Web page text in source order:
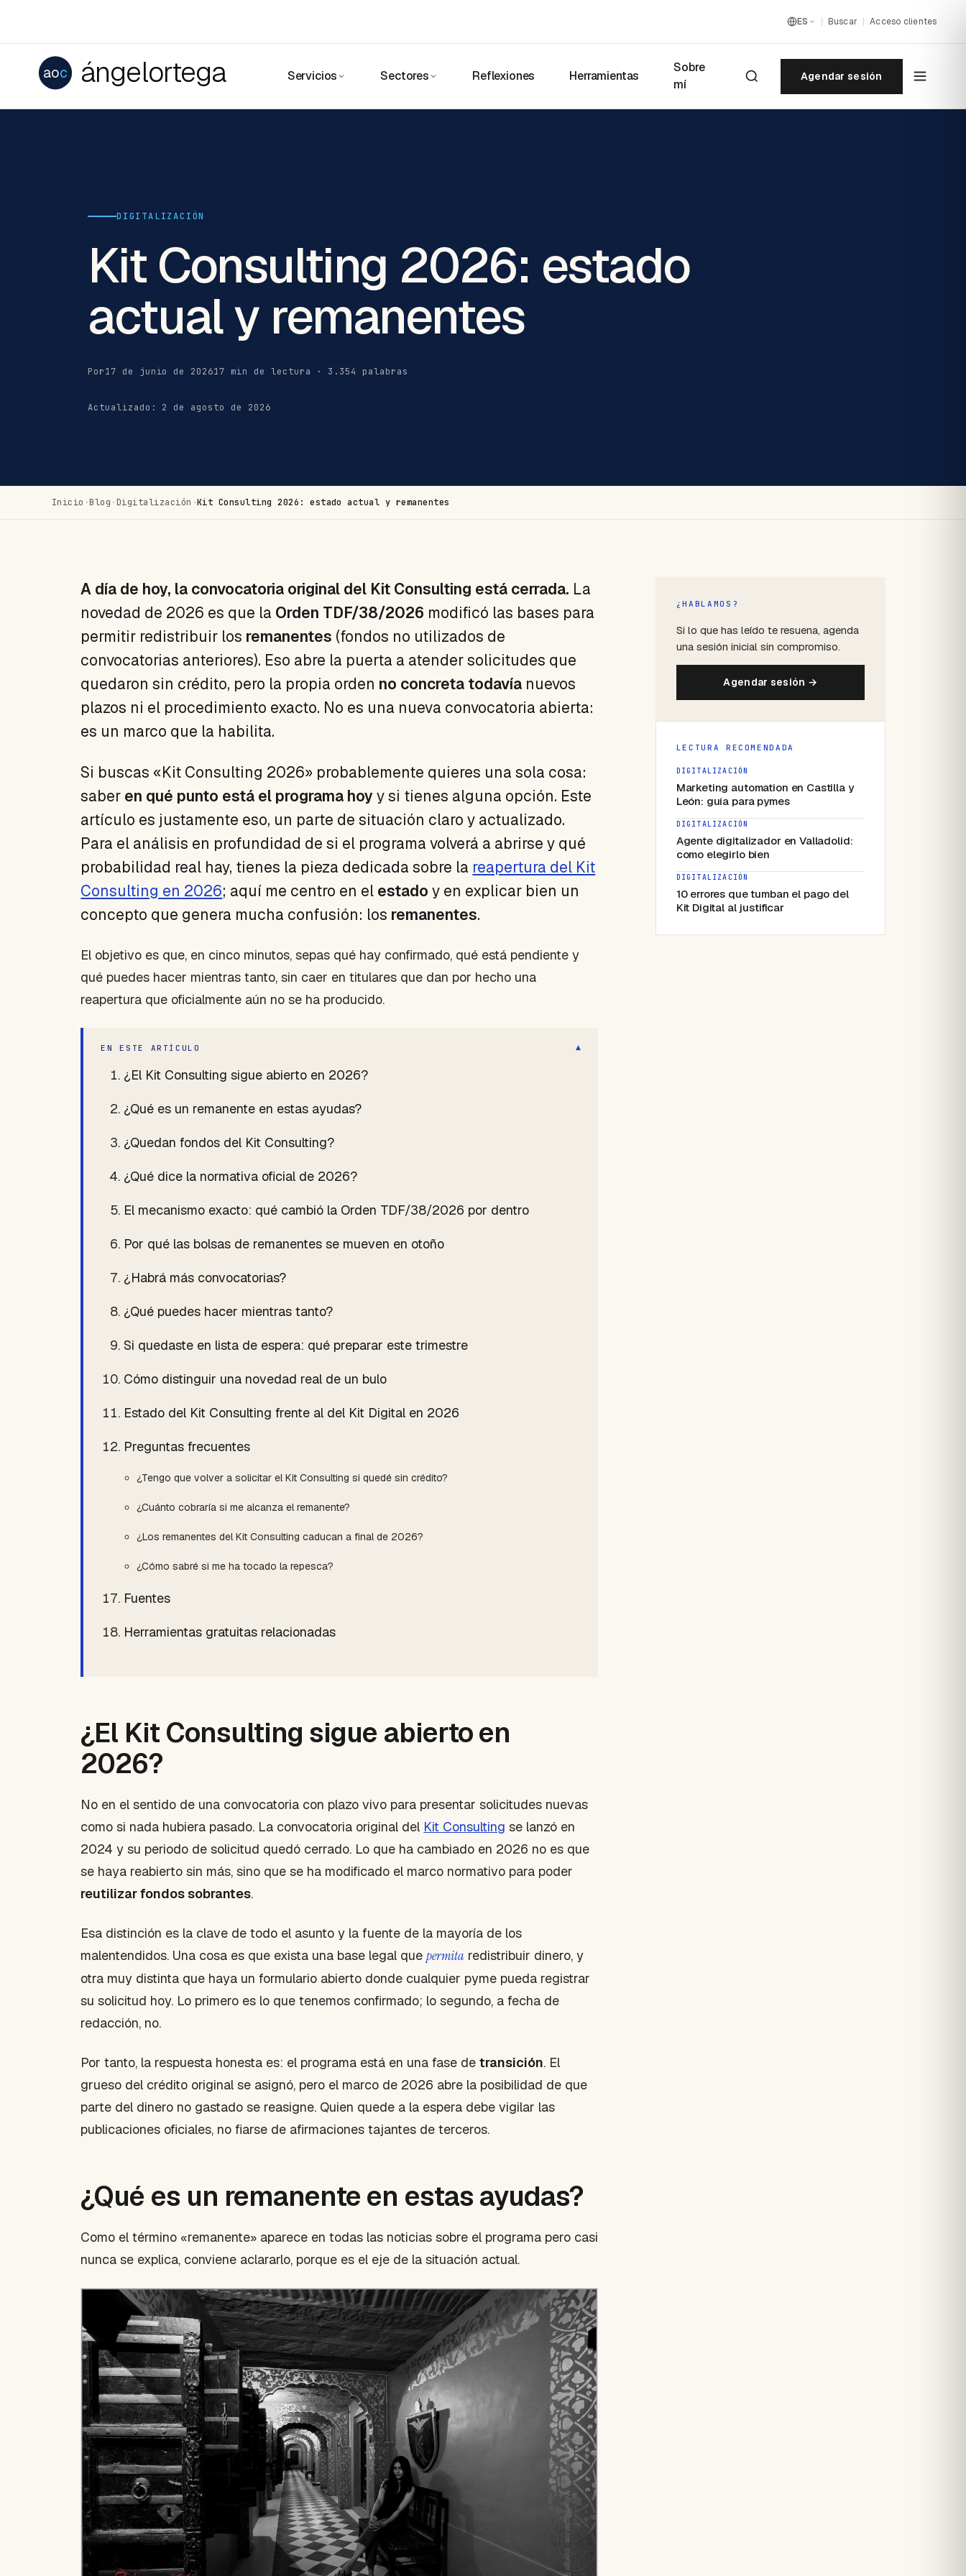
ES Buscar Acceso clientes
aoc ángelortega Servicios Sectores Reflexiones Herramientas
Sobre
mí
Agendar sesión
DIGITALIZACIÓN
Kit Consulting 2026: estado
actual y remanentes
Por17 de junio de 202617 min de lectura · 3.354 palabras
Actualizado: 2 de agosto de 2026
Inicio ·Blog · Digitalización ·Kit Consulting 2026: estado actual y remanentes
A día de hoy, la convocatoria original del Kit Consulting está cerrada. La
novedad de 2026 es que la Orden TDF/38/2026 modificó las bases para
permitir redistribuir los remanentes (fondos no utilizados de
convocatorias anteriores). Eso abre la puerta a atender solicitudes que
quedaron sin crédito, pero la propia orden no concreta todavía nuevos
plazos ni el procedimiento exacto. No es una nueva convocatoria abierta:
es un marco que la habilita.
Si buscas «Kit Consulting 2026» probablemente quieres una sola cosa:
saber en qué punto está el programa hoyy si tienes alguna opción. Este
artículo es justamente eso, un parte de situación claro y actualizado.
Para el análisis en profundidad de si el programa volverá a abrirse y qué
probabilidad real hay, tienes la pieza dedicada sobre la reapertura del Kit
Consulting en 2026; aquí me centro en el estado y en explicar bien un
concepto que genera mucha confusión: los remanentes.
El objetivo es que, en cinco minutos, sepas qué hay confirmado, qué está pendiente y
qué puedes hacer mientras tanto, sin caer en titulares que dan por hecho una
reapertura que oficialmente aún no se ha producido.
EN ESTE ARTÍCULO ▾
¿El Kit Consulting sigue abierto en 2026?
¿Qué es un remanente en estas ayudas?
¿Quedan fondos del Kit Consulting?
¿Qué dice la normativa oficial de 2026?
El mecanismo exacto: qué cambió la Orden TDF/38/2026 por dentro
Por qué las bolsas de remanentes se mueven en otoño
¿Habrá más convocatorias?
¿Qué puedes hacer mientras tanto?
Si quedaste en lista de espera: qué preparar este trimestre
Cómo distinguir una novedad real de un bulo
Estado del Kit Consulting frente al del Kit Digital en 2026
Preguntas frecuentes
¿Tengo que volver a solicitar el Kit Consulting si quedé sin crédito?
¿Cuánto cobraría si me alcanza el remanente?
¿Los remanentes del Kit Consulting caducan a final de 2026?
¿Cómo sabré si me ha tocado la repesca?
Fuentes
Herramientas gratuitas relacionadas
¿El Kit Consulting sigue abierto en
2026?
No en el sentido de una convocatoria con plazo vivo para presentar solicitudes nuevas
como si nada hubiera pasado. La convocatoria original del Kit Consulting se lanzó en
2024 y su periodo de solicitud quedó cerrado. Lo que ha cambiado en 2026 no es que
se haya reabierto sin más, sino que se ha modificado el marco normativo para poder
reutilizar fondos sobrantes.
Esa distinción es la clave de todo el asunto y la fuente de la mayoría de los
malentendidos. Una cosa es que exista una base legal quepermita redistribuir dinero, y
otra muy distinta que haya un formulario abierto donde cualquier pyme pueda registrar
su solicitud hoy. Lo primero es lo que tenemos confirmado; lo segundo, a fecha de
redacción, no.
Por tanto, la respuesta honesta es: el programa está en una fase detransición. El
grueso del crédito original se asignó, pero el marco de 2026 abre la posibilidad de que
parte del dinero no gastado se reasigne. Quien quede a la espera debe vigilar las
publicaciones oficiales, no fiarse de afirmaciones tajantes de terceros.
¿Qué es un remanente en estas ayudas?
Como el término «remanente» aparece en todas las noticias sobre el programa pero casi
nunca se explica, conviene aclararlo, porque es el eje de la situación actual.
¿HABLAMOS?
Si lo que has leído te resuena, agenda
una sesión inicial sin compromiso.
Agendar sesión →
LECTURA RECOMENDADA
DIGITALIZACIÓN
Marketing automation en Castilla y
León: guía para pymes
DIGITALIZACIÓN
Agente digitalizador en Valladolid:
como elegirlo bien
DIGITALIZACIÓN
10 errores que tumban el pago del
Kit Digital al justificar